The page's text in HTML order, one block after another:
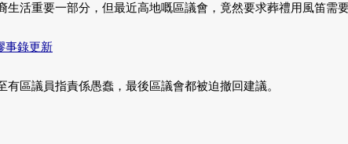
生活重要一部分，但最近高地嘅區議會，竟然要求葬禮用風笛需要
事錄更新
區議員指責係愚蠢，最後區議會都被迫撤回建議。